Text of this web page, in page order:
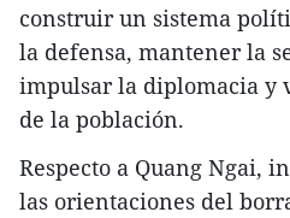
construir un sistema
la defensa, mantener la
impulsar la diplomacia y
de la población.
Respecto a Quang Ngai,
las orientaciones del